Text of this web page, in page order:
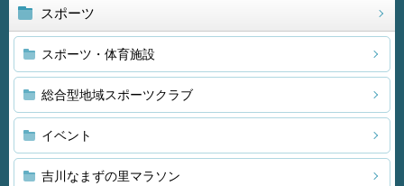
スポーツ
スポーツ・体育施設
総合型地域スポーツクラブ
イベント
吉川なまずの里マラソン